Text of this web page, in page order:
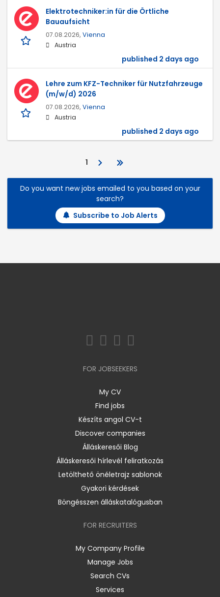
Elektrotechniker:in für die Örtliche
Bauaufsicht
07.08.2026, Vienna
Austria
published 2 days ago
Lehre zum KFZ-Techniker für Nutzfahrzeuge
(m/w/d) 2026
07.08.2026, Vienna
Austria
published 2 days ago
1
Do you want new jobs emailed to you based on your
search?
Subscribe to Job Alerts
FOR JOBSEEKERS
My CV
Find jobs
Készíts angol CV-t
Discover companies
Álláskeresői Blog
Álláskeresői hírlevél feliratkozás
Letölthető önéletrajz sablonok
Gyakori kérdések
Böngésszen álláskatalógusban
FOR RECRUITERS
My Company Profile
Manage Jobs
Search CVs
Services